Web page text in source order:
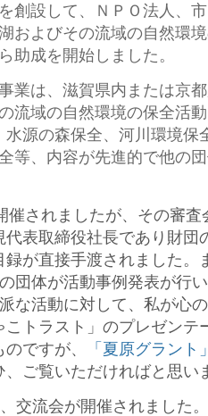
創設して、ＮＰＯ法人、
およびその流域の自然環
助成を開始しました。
業は、滋賀県内または京
流域の自然環境の保全活
源の森保全、河川環境保
等、内容が先進的で他の
催されましたが、その審
代表取締役社長であり財団
録が直接手渡されました。
団体が活動事例発表が行
な活動に対して、私が心
こトラスト」のプレゼンテ
ですが、
「夏原グラン
、ご覧いただければと思い
交流会が開催されました